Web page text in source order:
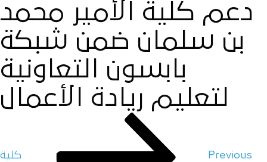
دعم كلية الأمير محمد
بن سلمان ضمن شبكة
بابسون التعاونية
لتعليم ريادة الأعمال
Previous كلية